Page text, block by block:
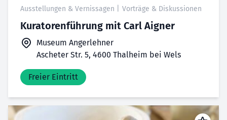
Ausstellungen & Vernissagen Vorträge & Diskussionen
Kuratorenführung mit Carl Aigner
Museum Angerlehner
Ascheter Str. 5, 4600 Thalheim bei Wels
Freier Eintritt